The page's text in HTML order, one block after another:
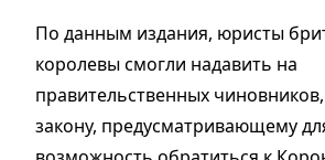
По данным издания, юристы
королевы смогли надавить на
правительственных
закону, предусматривающему